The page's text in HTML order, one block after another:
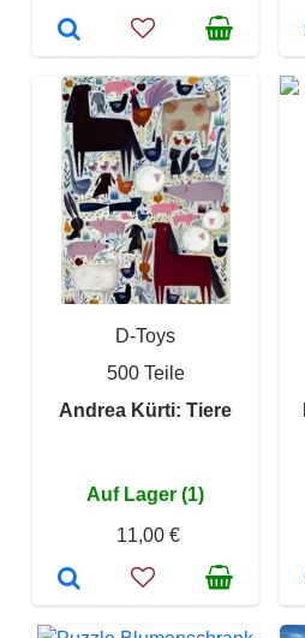
D-Toys
500 Teile
Andrea Kürti: Tiere
Auf Lager (1)
11,00 €